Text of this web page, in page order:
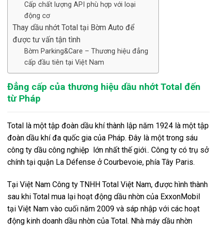
Cấp chất lượng API phù hợp với loại
động cơ
Thay dầu nhớt Total tại Bờm Auto để
được tư vấn tận tình
Bờm Parking&Care – Thương hiệu đẳng
cấp đầu tiên tại Việt Nam
Đẳng cấp của thương hiệu dầu nhớt Total đến
từ Pháp
Total là một tập đoàn dầu khí thành lập năm 1924 là một tập
đoàn dầu khí đa quốc gia của Pháp. Đây là một trong sáu
công ty dầu công nghiệp lớn nhất thế giới.. Công ty có trụ sở
chính tại quận La Défense ở Courbevoie, phía Tây Paris.
Tại Việt Nam Công ty TNHH Total Việt Nam, được hình thành
sau khi Total mua lại hoạt động dầu nhờn của ExxonMobil
tại Việt Nam vào cuối năm 2009 và sáp nhập với các hoạt
động kinh doanh dầu nhờn của Total. Nhà máy dầu nhờn